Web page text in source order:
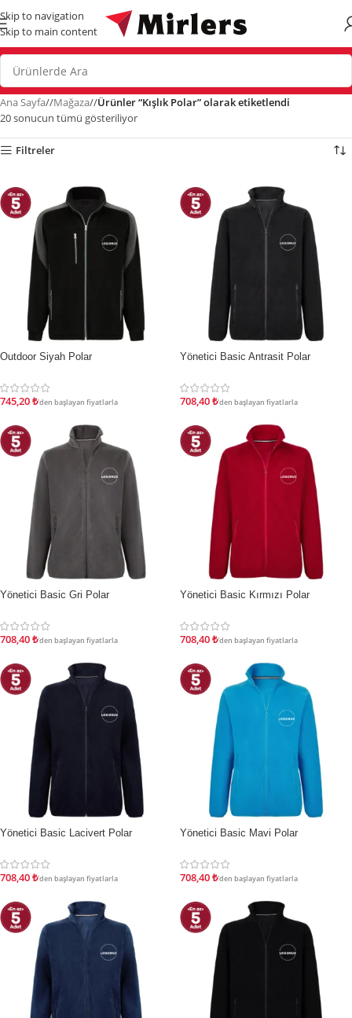
Skip to navigation
Skip to main content
Ana Sayfa/ Mağaza/ Ürünler “Kışlık Polar” olarak etiketlendi
20 sonucun tümü gösteriliyor
Filtreler
İNDIRIM
Outdoor Siyah Polar
745,20₺'den başlayan fiyatlarla
İNDIRIM
Yönetici Basic Antrasit Polar
708,40₺'den başlayan fiyatlarla
İNDIRIM
Yönetici Basic Gri Polar
708,40₺'den başlayan fiyatlarla
İNDIRIM
Yönetici Basic Kırmızı Polar
708,40₺'den başlayan fiyatlarla
İNDIRIM
Yönetici Basic Lacivert Polar
708,40₺'den başlayan fiyatlarla
İNDIRIM
Yönetici Basic Mavi Polar
708,40₺'den başlayan fiyatlarla